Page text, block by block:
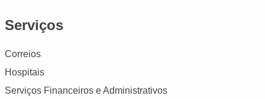
Serviços
Correios
Hospitais
Serviços Financeiros e Administrativos